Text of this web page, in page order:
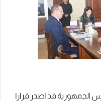
الجمهورية قد اصدر قرارا